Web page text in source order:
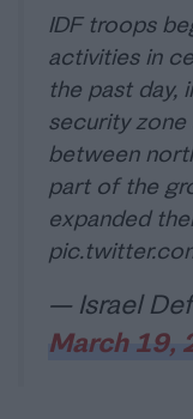
IDF troops
activities in
the past day,
security
between
part of the
expanded
— Israel
March 19,